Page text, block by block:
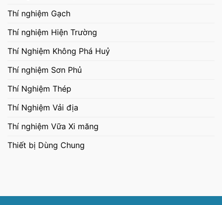
Thí nghiệm Gạch
Thí nghiệm Hiện Trường
Thí Nghiệm Không Phá Huỷ
Thí nghiệm Sơn Phủ
Thí Nghiệm Thép
Thí Nghiệm Vải địa
Thí nghiệm Vữa Xi măng
Thiết bị Dùng Chung